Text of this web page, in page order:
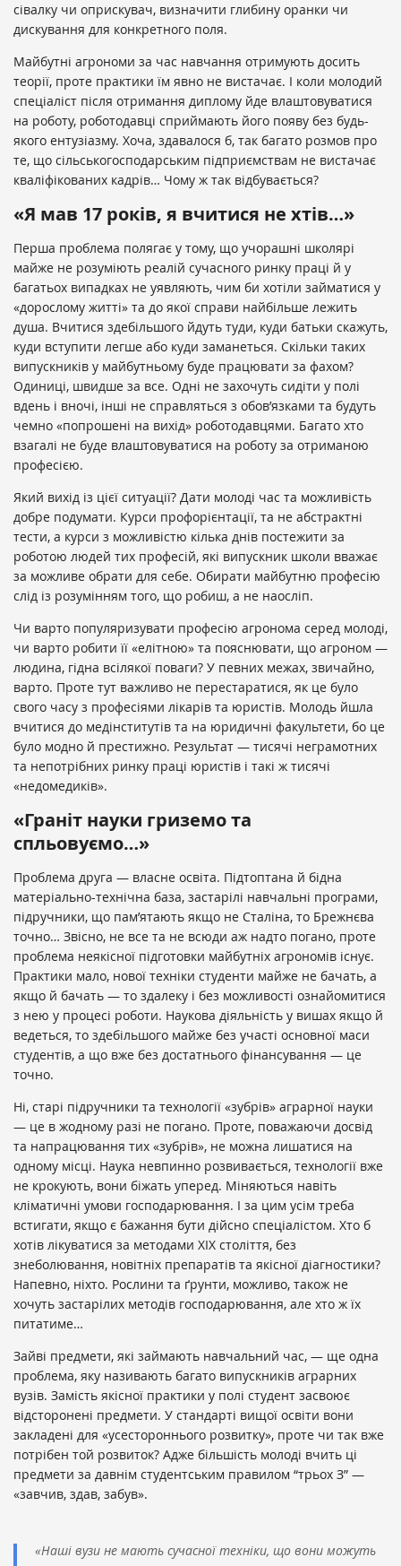
сівалку чи оприскувач, визначити глибину оранки чи
дискування для конкретного поля.
Майбутні агрономи за час навчання отримують досить
теорії, проте практики їм явно не вистачає. І коли молодий
спеціаліст після отримання диплому йде влаштовуватися
на роботу, роботодавці сприймають його появу без будь-
якого ентузіазму. Хоча, здавалося б, так багато розмов про
те, що сільськогосподарським підприємствам не вистачає
кваліфікованих кадрів… Чому ж так відбувається?
«Я мав 17 років, я вчитися не хтів…»
Перша проблема полягає у тому, що учорашні школярі
майже не розуміють реалій сучасного ринку праці й у
багатьох випадках не уявляють, чим би хотіли займатися у
«дорослому житті» та до якої справи найбільше лежить
душа. Вчитися здебільшого йдуть туди, куди батьки скажуть,
куди вступити легше або куди заманеться. Скільки таких
випускників у майбутньому буде працювати за фахом?
Одиниці, швидше за все. Одні не захочуть сидіти у полі
вдень і вночі, інші не справляться з обов’язками та будуть
чемно «попрошені на вихід» роботодавцями. Багато хто
взагалі не буде влаштовуватися на роботу за отриманою
професією.
Який вихід із цієї ситуації? Дати молоді час та можливість
добре подумати. Курси профорієнтації, та не абстрактні
тести, а курси з можливістю кілька днів постежити за
роботою людей тих професій, які випускник школи вважає
за можливе обрати для себе. Обирати майбутню професію
слід із розумінням того, що робиш, а не наосліп.
Чи варто популяризувати професію агронома серед молоді,
чи варто робити її «елітною» та пояснювати, що агроном —
людина, гідна всілякої поваги? У певних межах, звичайно,
варто. Проте тут важливо не перестаратися, як це було
свого часу з професіями лікарів та юристів. Молодь йшла
вчитися до медінститутів та на юридичні факультети, бо це
було модно й престижно. Результат — тисячі неграмотних
та непотрібних ринку праці юристів і такі ж тисячі
«недомедиків».
«Граніт науки гриземо та
спльовуємо…»
Проблема друга — власне освіта. Підтоптана й бідна
матеріально-технічна база, застарілі навчальні програми,
підручники, що пам’ятають якщо не Сталіна, то Брежнєва
точно… Звісно, не все та не всюди аж надто погано, проте
проблема неякісної підготовки майбутніх агрономів існує.
Практики мало, нової техніки студенти майже не бачать, а
якщо й бачать — то здалеку і без можливості ознайомитися
з нею у процесі роботи. Наукова діяльність у вишах якщо й
ведеться, то здебільшого майже без участі основної маси
студентів, а що вже без достатнього фінансування — це
точно.
Ні, старі підручники та технології «зубрів» аграрної науки
— це в жодному разі не погано. Проте, поважаючи досвід
та напрацювання тих «зубрів», не можна лишатися на
одному місці. Наука невпинно розвивається, технології вже
не крокують, вони біжать уперед. Міняються навіть
кліматичні умови господарювання. І за цим усім треба
встигати, якщо є бажання бути дійсно спеціалістом. Хто б
хотів лікуватися за методами ХІХ століття, без
знеболювання, новітніх препаратів та якісної діагностики?
Напевно, ніхто. Рослини та ґрунти, можливо, також не
хочуть застарілих методів господарювання, але хто ж їх
питатиме…
Зайві предмети, які займають навчальний час, — ще одна
проблема, яку називають багато випускників аграрних
вузів. Замість якісної практики у полі студент засвоює
відсторонені предмети. У стандарті вищої освіти вони
закладені для «усестороннього розвитку», проте чи так вже
потрібен той розвиток? Адже більшість молоді вчить ці
предмети за давнім студентським правилом “трьох З” —
«завчив, здав, забув».
«Наші вузи не мають сучасної техніки, що вони можуть